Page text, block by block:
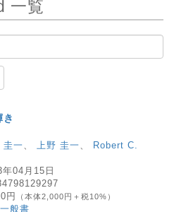
一覧
き
圭一、 上野 圭一 、
Robert C.
04月15日
円 （本体2,000円＋税10%）
一般書